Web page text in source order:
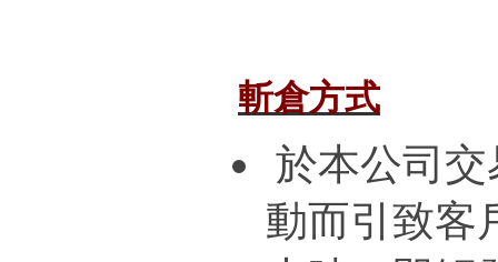
斬倉方式
於本公司
動而引致客